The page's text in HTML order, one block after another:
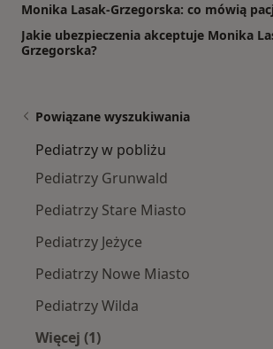
Monika Lasak-Grzegorska: co mówią
Jakie ubezpieczenia akceptuje Monika
Grzegorska?
Powiązane wyszukiwania
Pediatrzy w pobliżu
Pediatrzy Grunwald
Pediatrzy Stare Miasto
Pediatrzy Jeżyce
Pediatrzy Nowe Miasto
Pediatrzy Wilda
Więcej (1)